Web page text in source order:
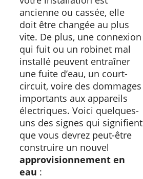
ancienne ou cassée, elle
doit être changée au plus
vite. De plus, une connexion
qui fuit ou un robinet mal
installé peuvent entraîner
une fuite d’eau, un court-
circuit, voire des dommages
importants aux appareils
électriques. Voici quelques-
uns des signes qui signifient
que vous devrez peut-être
construire un nouvel
approvisionnement en
eau :